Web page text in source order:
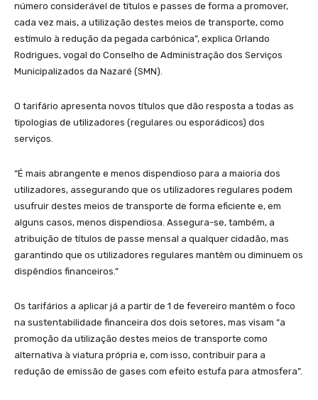
número considerável de títulos e passes de forma a promover,
cada vez mais, a utilização destes meios de transporte, como
estímulo à redução da pegada carbónica”, explica Orlando
Rodrigues, vogal do Conselho de Administração dos Serviços
Municipalizados da Nazaré (SMN).
O tarifário apresenta novos títulos que dão resposta a todas as
tipologias de utilizadores (regulares ou esporádicos) dos
serviços.
“É mais abrangente e menos dispendioso para a maioria dos
utilizadores, assegurando que os utilizadores regulares podem
usufruir destes meios de transporte de forma eficiente e, em
alguns casos, menos dispendiosa. Assegura-se, também, a
atribuição de títulos de passe mensal a qualquer cidadão, mas
garantindo que os utilizadores regulares mantêm ou diminuem os
dispêndios financeiros.”
Os tarifários a aplicar já a partir de 1 de fevereiro mantêm o foco
na sustentabilidade financeira dos dois setores, mas visam “a
promoção da utilização destes meios de transporte como
alternativa à viatura própria e, com isso, contribuir para a
redução de emissão de gases com efeito estufa para atmosfera”.